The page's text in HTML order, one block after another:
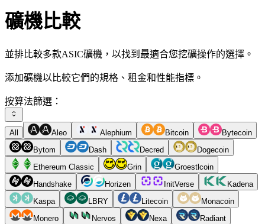
礦機比較
並排比較多款ASIC礦機，以找到最適合您挖礦操作的選擇。
添加礦機以比較它們的規格、租金和性能指標。
按算法篩選：
All Aleo Alephium Bitcoin
Bytecoin
Bytom
Dash Decred
Dogecoin
Ethereum Classic
Grin
Groestlcoin
Handshake
Horizen InitVerse
Kadena
Kaspa
LBRY Litecoin
Monacoin
Monero
Nervos Nexa
Radiant